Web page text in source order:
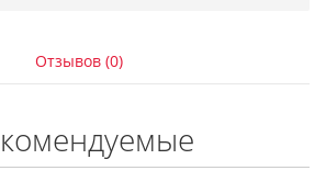
Отзывов (0)